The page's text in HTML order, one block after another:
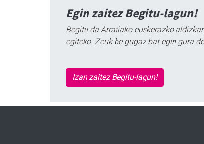
Egin zaitez Begitu-lagun!
Begitu da Arratiako euskerazko
egiteko. Zeuk be gugaz bat egin gura
Izan zaitez Begitu-lagun!